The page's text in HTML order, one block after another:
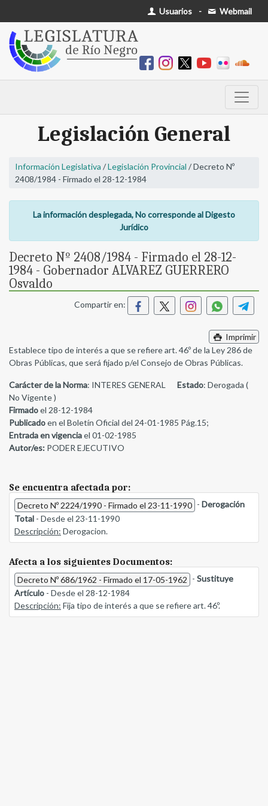
Usuarios - Webmail
Legislación General
Información Legislativa /Legislación Provincial / Decreto Nº
2408/1984 - Firmado el 28-12-1984
La información desplegada, No corresponde al Digesto
Jurídico
Decreto Nº 2408/1984 - Firmado el 28-12-
1984 - Gobernador ALVAREZ GUERRERO
Osvaldo
Compartir en:
Imprimir
Establece tipo de interés a que se refiere art. 46º de la Ley 286 de
Obras Públicas, que será fijado p/el Consejo de Obras Públicas.
Carácter de la Norma: INTERES GENERAL Estado: Derogada (
No Vigente )
Firmadoel 28-12-1984
Publicadoen el Boletín Oficial del 24-01-1985 Pág.15;
Entrada en vigenciael 01-02-1985
Autor/es: PODER EJECUTIVO
Se encuentra afectada por:
Decreto Nº 2224/1990 - Firmado el 23-11-1990 - Derogación
Total - Desde el 23-11-1990
Descripción: Derogacion.
Afecta a los siguientes Documentos:
Decreto Nº 686/1962 - Firmado el 17-05-1962 - Sustituye
Artículo - Desde el 28-12-1984
Descripción: Fija tipo de interés a que se refiere art. 46º.